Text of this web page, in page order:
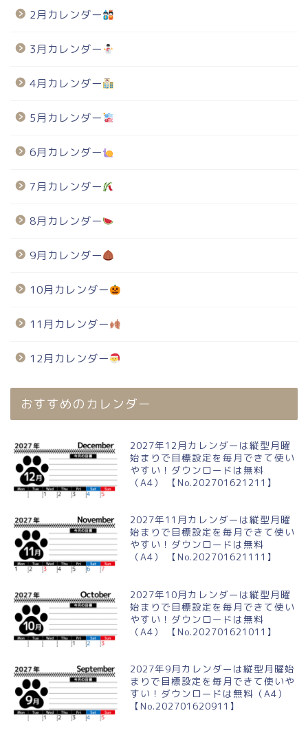
2月カレンダー
3月カレンダー
4月カレンダー
5月カレンダー
6月カレンダー
7月カレンダー
8月カレンダー
9月カレンダー
10月カレンダー
11月カレンダー
12月カレンダー
おすすめのカレンダー
2027年12月カレンダーは縦型月曜
始まりで目標設定を毎月できて使い
やすい！ダウンロードは無料
（A4） 【No.202701621211】
2027年11月カレンダーは縦型月曜
始まりで目標設定を毎月できて使い
やすい！ダウンロードは無料
（A4） 【No.202701621111】
2027年10月カレンダーは縦型月曜
始まりで目標設定を毎月できて使い
やすい！ダウンロードは無料
（A4） 【No.202701621011】
2027年9月カレンダーは縦型月曜始
まりで目標設定を毎月できて使いや
すい！ダウンロードは無料（A4）
【No.202701620911】